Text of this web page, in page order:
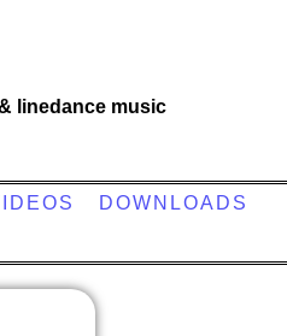
linedance music
DOWNLOADS